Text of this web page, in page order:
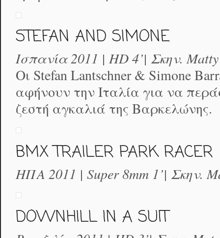
STEFAN AND SIMONE
Ισπανία 2011 | HD 4’| Σκην.
Οι Stefan Lantschner & Simone
αφήνουν την Ιταλία για να
ζεστή αγκαλιά της Βαρκελώνης.
BMX TRAILER PARK RACER
ΗΠΑ 2011 | Super 8mm 1’| Σκην.
DOWNHILL IN A SUIT